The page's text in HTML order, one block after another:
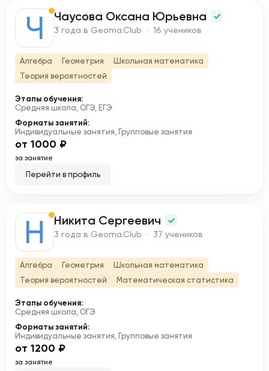
Ч Чаусова Оксана Юрьевна
3 года в Geoma.Club · 16 учеников
Алгебра Геометрия
Школьная математика
Теория вероятностей
Этапы обучения:
Средняя школа, ОГЭ, ЕГЭ
Форматы занятий:
Индивидуальные занятия, Групповые занятия
от 1000 ₽
за занятие
Перейти в профиль
Н Никита Сергеевич
3 года в Geoma.Club · 37 учеников
Алгебра Геометрия
Школьная математика
Теория вероятностей
Математическая статистика
Этапы обучения:
Средняя школа, ОГЭ
Форматы занятий:
Индивидуальные занятия, Групповые занятия
от 1200 ₽
за занятие